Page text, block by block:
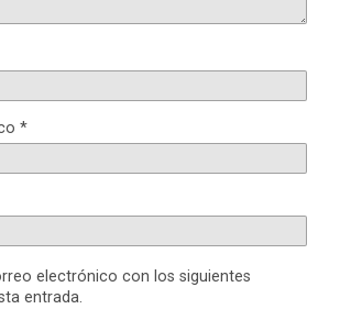
*
electrónico con los siguientes
entrada.